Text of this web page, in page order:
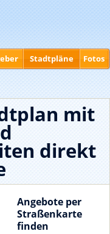
mit
direkt
Angebote per
Straßenkarte
finden
Stadtpläne Fotos